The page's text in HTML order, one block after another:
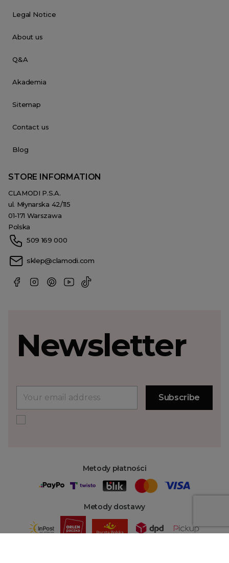
Legal Notice
About us
Q&A
Akademia
Sitemap
Contact us
Blog
STORE INFORMATION
CLAMODI P.S.A.
ul. Młynarska 42/115
01-171 Warszawa
Polska
509 169 000
sklep@clamodi.com
Metody płatności
Metody dostawy
Newsletter